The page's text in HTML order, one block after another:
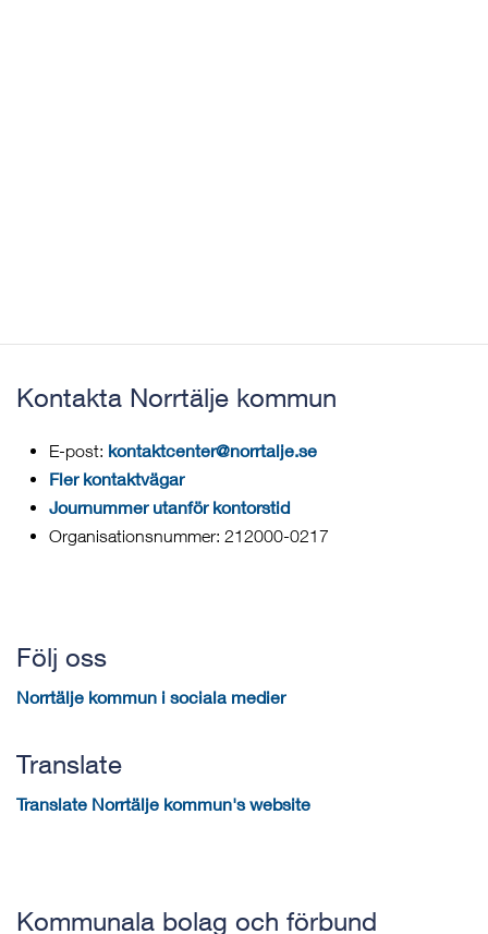
Kontakta Norrtälje kommun
E-post: kontaktcenter@norrtalje.se
Fler kontaktvägar
Journummer utanför kontorstid
Organisationsnummer: 212000-0217
Följ oss
Norrtälje kommun i sociala medier
Translate
Translate Norrtälje kommun's website
Kommunala bolag och förbund